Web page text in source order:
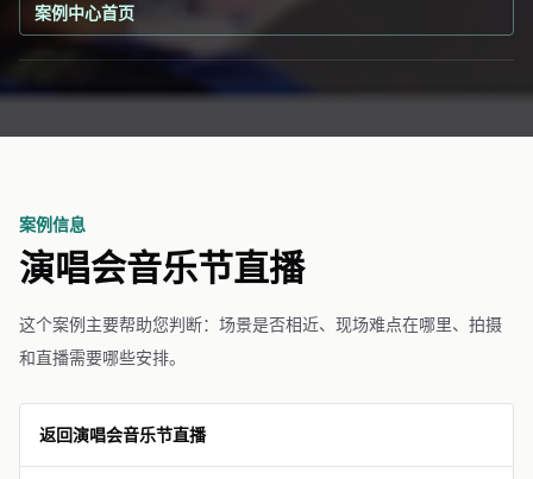
案例中心首页
案例信息
演唱会音乐节直播
这个案例主要帮助您判断：场景是否相近、现场难点在哪里、拍摄
和直播需要哪些安排。
返回演唱会音乐节直播